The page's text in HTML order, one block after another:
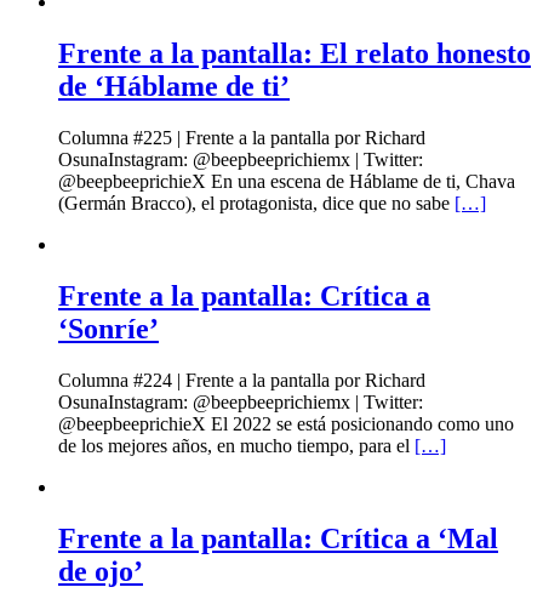
Frente a la pantalla: El relato honesto
de ‘Háblame de ti’
Columna #225 | Frente a la pantalla por Richard
OsunaInstagram: @beepbeeprichiemx | Twitter:
@beepbeeprichieX En una escena de Háblame de ti, Chava
(Germán Bracco), el protagonista, dice que no sabe […]
Frente a la pantalla: Crítica a
‘Sonríe’
Columna #224 | Frente a la pantalla por Richard
OsunaInstagram: @beepbeeprichiemx | Twitter:
@beepbeeprichieX El 2022 se está posicionando como uno
de los mejores años, en mucho tiempo, para el […]
Frente a la pantalla: Crítica a ‘Mal
de ojo’